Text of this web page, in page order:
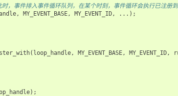
事件排入事件循环队列，在某个时刻，事件循环会执行已注
, MY_EVENT_BASE, MY_EVENT_ID, ...);
( loop_handle, MY_EVENT_BASE, MY_EVENT_ID,
);